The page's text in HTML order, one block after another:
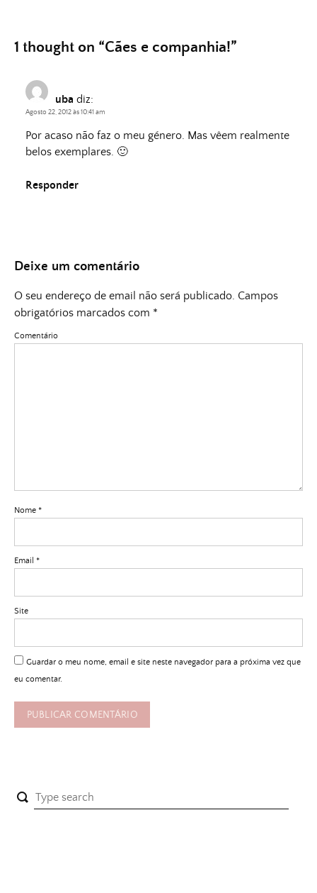
1 thought on “Cães e companhia!”
uba diz:
Agosto 22, 2012 às 10:41 am
Por acaso não faz o meu género. Mas vêem realmente
belos exemplares. 🙂
Responder
Deixe um comentário
O seu endereço de email não será publicado. Campos
obrigatórios marcados com *
Comentário
Nome *
Email *
Site
Guardar o meu nome, email e site neste navegador para a próxima vez que
eu comentar.